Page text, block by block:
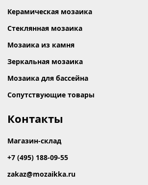
Керамическая мозаика
Стеклянная мозаика
Мозаика из камня
Зеркальная мозаика
Мозаика для бассейна
Сопутствующие товары
Контакты
Магазин-склад
+7 (495) 188-09-55
zakaz@mozaikka.ru